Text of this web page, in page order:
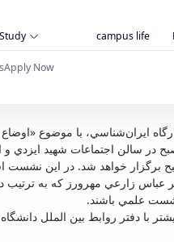
campus life
Apply Now
ساعت 10 صبح در سالن
عباس زارعي مهرورز كه به ترتيب
علمي باشند.
روابط بين الملل دانشگاه داخلي 414 تماس